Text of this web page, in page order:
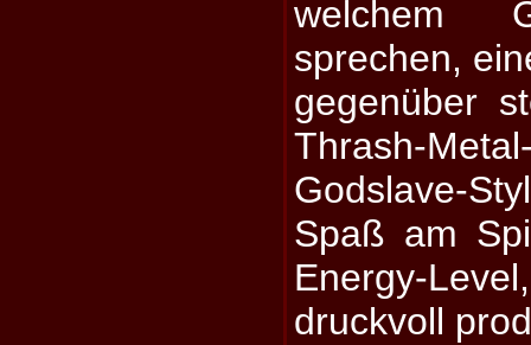
welchem
sprechen,
gegenüber
Thrash-
Godslave-
Spaß am
Energy-
druckvoll